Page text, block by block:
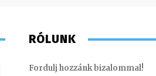
RÓLUNK
Fordulj hozzánk bizalommal!